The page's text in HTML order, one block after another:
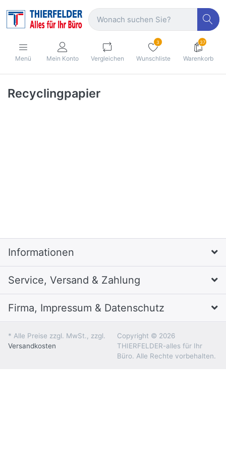
Menü Mein Konto Vergleichen
3
Wunschliste
37
Warenkorb
Recyclingpapier
Informationen
Service, Versand & Zahlung
Firma, Impressum & Datenschutz
* Alle Preise zzgl. MwSt., zzgl.
Versandkosten
Copyright © 2026
THIERFELDER-alles für Ihr
Büro. Alle Rechte vorbehalten.